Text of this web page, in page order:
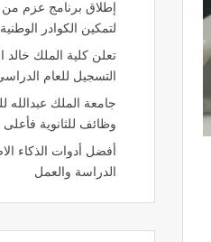
إطلاق برنامج عزم من
لتمكين الكوادر الوطنية
تعلن كلية الملك
التسجيل للعام الدراسي
جامعة الملك عبدالله
وظائف للثانوية فأعلى
أفضل أدوات الذكاء
الدراسة والعمل